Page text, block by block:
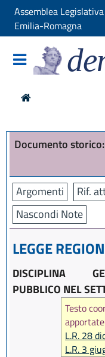
Assemblea
Emilia-Romagna
Documento
Argomenti Rif.
Nascondi Note
LEGGE
DISCIPLINA
PUBBLICO NEL
Testo
L.R. 28
L.R. 3